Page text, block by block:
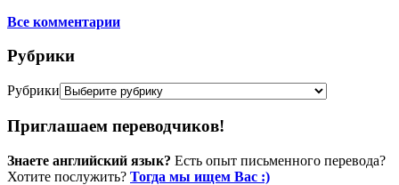
Все комментарии
Рубрики
Рубрики
Приглашаем переводчиков!
Знаете английский язык? Есть опыт письменного перевода?
Хотите послужить? Тогда мы ищем Вас :)